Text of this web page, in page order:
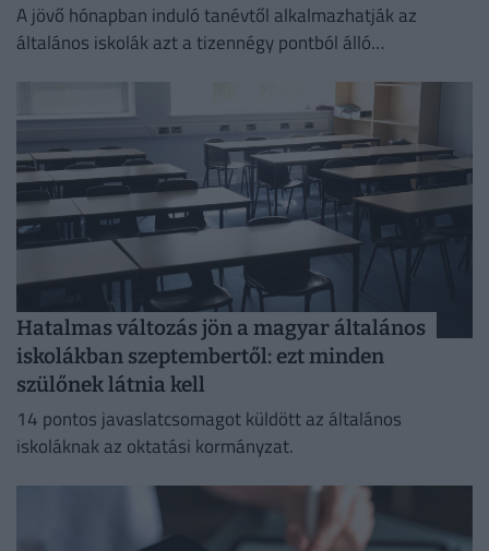
A jövő hónapban induló tanévtől alkalmazhatják az
általános iskolák azt a tizennégy pontból álló
Hatalmas változás jön a magyar általános
iskolákban szeptembertől: ezt minden
szülőnek látnia kell
14 pontos javaslatcsomagot küldött az általános
iskoláknak az oktatási kormányzat.